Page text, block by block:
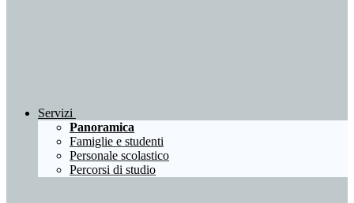
Servizi
Panoramica
Famiglie e studenti
Personale scolastico
Percorsi di studio